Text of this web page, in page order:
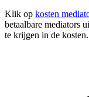
Klik op kosten
betaalbare mediators
te krijgen in de kosten.